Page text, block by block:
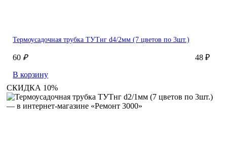
Термоусадочная трубка ТУТнг d4/2мм (7 цветов по 3шт.)
60₽
48 ₽
В корзину
СКИДКА 10%